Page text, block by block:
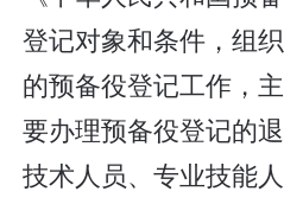
登记对象和条件，组
的预备役登记工作，
要办理预备役登记的
技术人员、专业技能人